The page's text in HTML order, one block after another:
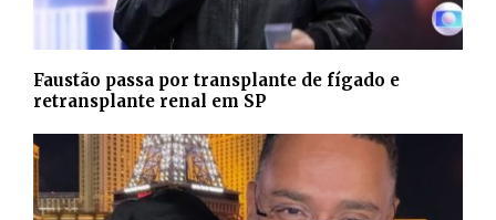
Faustão passa por transplante de fígado e
retransplante renal em SP